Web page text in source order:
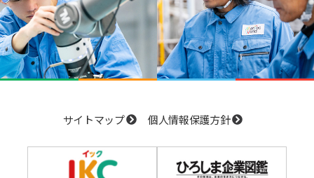
サイトマップ 個人情報保護方針